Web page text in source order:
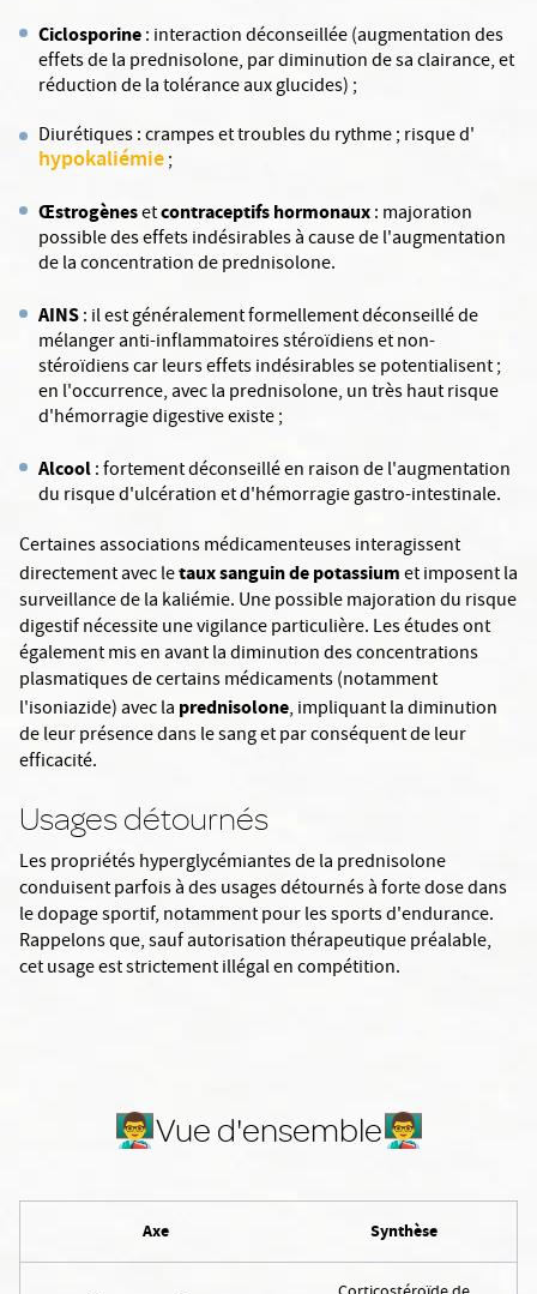
Ciclosporine: interaction déconseillée (augmentation des
effets de la prednisolone, par diminution de sa clairance, et
réduction de la tolérance aux glucides) ;
Diurétiques : crampes et troubles du rythme ; risque d'
hypokaliémie;
Œstrogènesetcontraceptifs hormonaux: majoration
possible des effets indésirables à cause de l'augmentation
de la concentration de prednisolone.
AINS: il est généralement formellement déconseillé de
mélanger anti-inflammatoires stéroïdiens et non-
stéroïdiens car leurs effets indésirables se potentialisent ;
en l'occurrence, avec la prednisolone, un très haut risque
d'hémorragie digestive existe ;
Alcool: fortement déconseillé en raison de l'augmentation
du risque d'ulcération et d'hémorragie gastro-intestinale.
Certaines associations médicamenteuses interagissent
directement avec letaux sanguin de potassiumet imposent la
surveillance de la kaliémie. Une possible majoration du risque
digestif nécessite une vigilance particulière. Les études ont
également mis en avant la diminution des concentrations
plasmatiques de certains médicaments (notamment
l'isoniazide) avec la prednisolone, impliquant la diminution
de leur présence dans le sang et par conséquent de leur
efficacité.
Usages détournés
Les propriétés hyperglycémiantes de la prednisolone
conduisent parfois à des usages détournés à forte dose dans
le dopage sportif, notamment pour les sports d'endurance.
Rappelons que, sauf autorisation thérapeutique préalable,
cet usage est strictement illégal en compétition.
👨‍🏫Vue d'ensemble👨‍🏫
Axe Synthèse